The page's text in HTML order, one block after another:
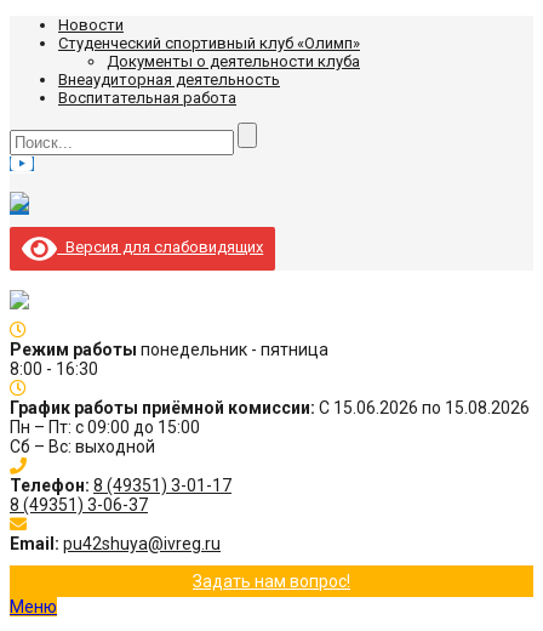
Новости
Студенческий спортивный клуб «Олимп»
Документы о деятельности клуба
Внеаудиторная деятельность
Воспитательная работа
Версия для слабовидящих
Режим работы понедельник - пятница
8:00 - 16:30
График работы приёмной комиссии: С 15.06.2026 по 15.08.2026
Пн – Пт: с 09:00 до 15:00
Сб – Вс: выходной
Телефон: 8 (49351) 3-01-17
8 (49351) 3-06-37
Email: pu42shuya@ivreg.ru
Задать нам вопрос!
Меню